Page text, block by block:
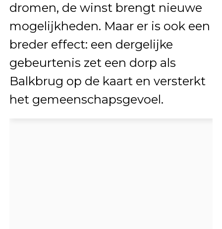
dromen, de winst brengt nieuwe
mogelijkheden. Maar er is ook een
breder effect: een dergelijke
gebeurtenis zet een dorp als
Balkbrug op de kaart en versterkt
het gemeenschapsgevoel.